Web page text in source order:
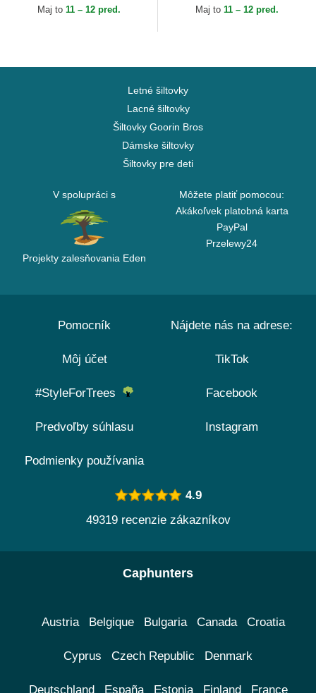
MLB New Era
Maj to 11 – 12 pred. Maj to 11 – 12 pred.
Letné šiltovky
Lacné šiltovky
Šiltovky Goorin Bros
Dámske šiltovky
Šiltovky pre deti
V spolupráci s
Projekty zalesňovania Eden
Môžete platiť pomocou:
Akákoľvek platobná karta
PayPal
Przelewy24
Pomocník
Môj účet
#StyleForTrees
Predvoľby súhlasu
Podmienky používania
Nájdete nás na adrese:
TikTok
Facebook
Instagram
4.9
49319 recenzie zákazníkov
Caphunters
Austria Belgique Bulgaria Canada Croatia
Cyprus Czech Republic Denmark
Deutschland España Estonia Finland France